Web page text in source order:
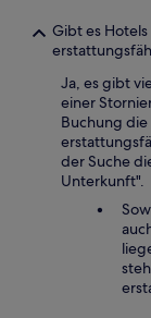
Gibt es
Ja, es gibt
einer
Buchung
der Suche
Unterkunft".